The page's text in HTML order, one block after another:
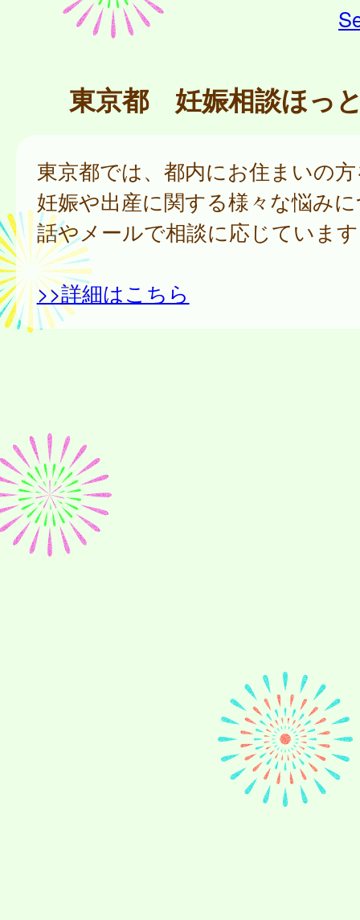
東京都 妊娠相談ほっ
東京都では、都内にお住まいの
妊娠や出産に関する様々な悩み
話やメールで相談に応じていま
>>詳細はこちら